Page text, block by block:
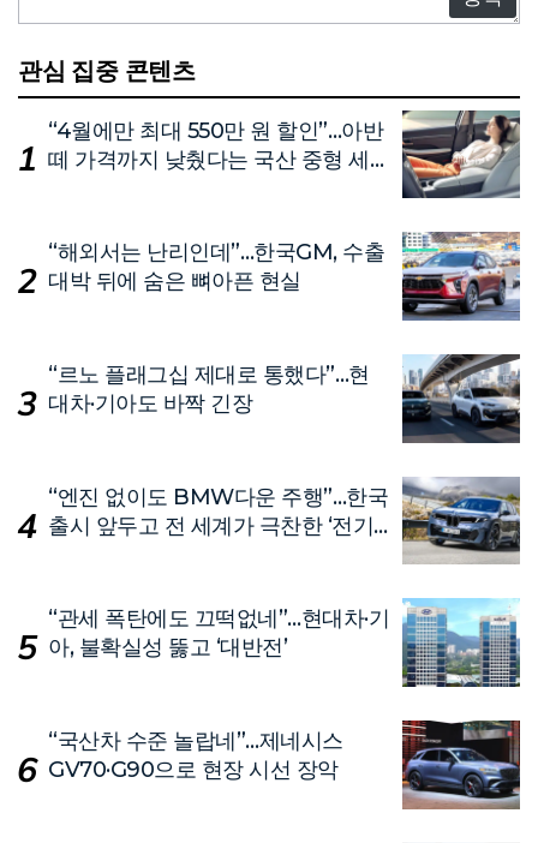
글
관심 집중 콘텐츠
“4월에만 최대 550만 원 할인”…아반
떼 가격까지 낮췄다는 국산 중형 세
“해외서는 난리인데”…한국GM, 수출
대박 뒤에 숨은 뼈아픈 현실
“르노 플래그십 제대로 통했다”…현
대차·기아도 바짝 긴장
“엔진 없이도 BMW다운 주행”…한국
출시 앞두고 전 세계가 극찬한 ‘전기
“관세 폭탄에도 끄떡없네”…현대차·기
아, 불확실성 뚫고 ‘대반전’
“국산차 수준 놀랍네”…제네시스
GV70·G90으로 현장 시선 장악